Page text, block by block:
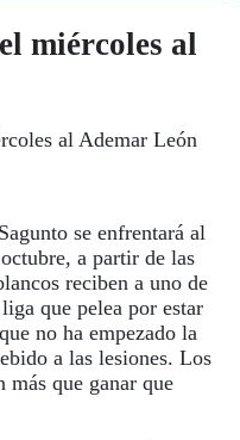
miércoles al
al Ademar León
se enfrentará al
a partir de las
reciben a uno de
que pelea por estar
no ha empezado la
a las lesiones. Los
más que ganar que